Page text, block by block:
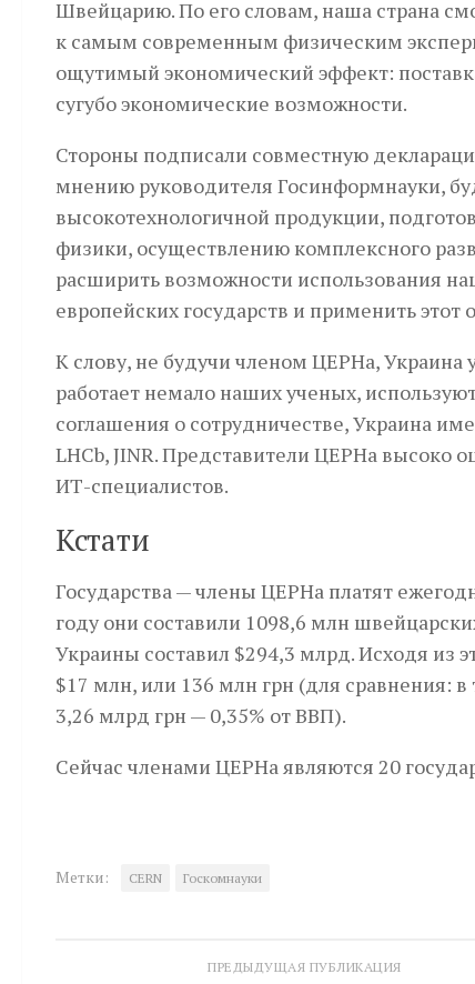
Швейцарию. По его словам, наша страна
к самым современным физическим
ощутимый экономический эффект:
сугубо экономические возможности.
Стороны подписали совместную
мнению руководителя Госинформнауки,
высокотехнологичной продукции,
физики, осуществлению комплексного
расширить возможности использования
европейских государств и применить этот
К слову, не будучи членом ЦЕРНа, Украина
работает немало наших ученых,
соглашения о сотрудничестве, Украина
LHCb, JINR. Представители ЦЕРНа высоко
ИТ-специалистов.
Кстати
Государства — члены ЦЕРНа платят
году они составили 1098,6 млн
Украины составил $294,3 млрд. Исходя из
$17 млн, или 136 млн грн (для сравнения:
3,26 млрд грн — 0,35% от ВВП).
Сейчас членами ЦЕРНа являются 20
Метки: CERN Госкомнауки
ПРЕДЫДУЩАЯ ПУБЛИКАЦИЯ